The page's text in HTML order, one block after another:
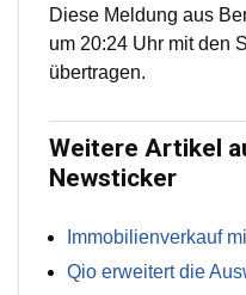
Diese Meldung aus
um 20:24 Uhr mit den
übertragen.
Weitere Artikel
Newsticker
Immobilienverkauf
Qio erweitert die